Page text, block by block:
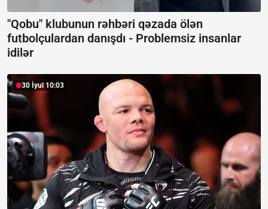
"Qobu" klubunun rəhbəri qəzada ölən
futbolçulardan danışdı - Problemsiz insanlar
idilər
30 İyul 10:03